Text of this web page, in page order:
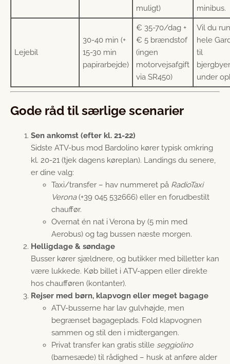
muligt)
minibus.
Lejebil
30-40 min (+
15-30 min
papirarbejde)
€ 35-70/dag +
€ 5 brændstof
(ingen
motorvejsafgift
via SR450)
Vil du
hele
til
under
Gode råd til særlige scenarier
Sen ankomst (efter kl. 21-22)
Sidste ATV-bus mod Bardolino kører typisk omkring
kl. 20-21 (tjek dagens køreplan). Landings du senere,
er dine valg:
Taxi/transfer – hav nummeret på RadioTaxi
Verona(+39 045 532666) eller en forudbestilt
chauffør.
Overnat én nat i Verona by (5 min med
Aerobus) og tag bussen næste morgen.
Helligdage & søndage
Busser kører sjældnere, og butikker med billetter kan
være lukkede. Køb billet i ATV-appen eller direkte
hos chaufføren (kontanter).
Rejser med børn, klapvogn eller meget bagage
ATV-busserne har lav gulvhøjde, men
begrænset bagageplads. Fold klapvognen
sammen og stil den i midtergangen.
Privat transfer kan gratis stille seggiolino
(barnesæde) til rådighed – husk at anføre alder